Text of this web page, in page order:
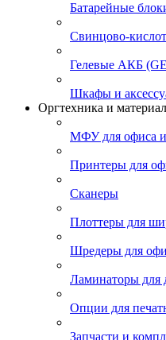
Батарейные
Свинцово-
Гелевые АКБ
Шкафы и
Оргтехника и
МФУ для офиса
Принтеры для
Сканеры
Плоттеры для
Шредеры для
Ламинаторы для
Опции для
Запчасти и